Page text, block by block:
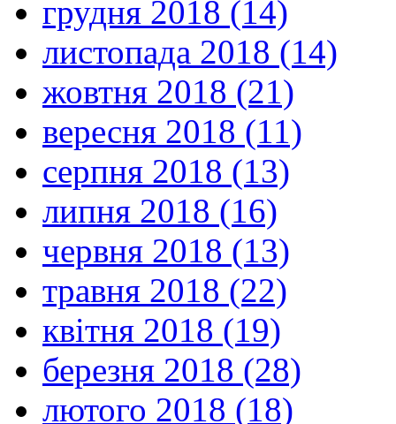
грудня 2018 (14)
листопада 2018 (14)
жовтня 2018 (21)
вересня 2018 (11)
серпня 2018 (13)
липня 2018 (16)
червня 2018 (13)
травня 2018 (22)
квітня 2018 (19)
березня 2018 (28)
лютого 2018 (18)